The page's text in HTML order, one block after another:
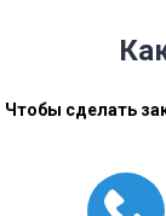
Чтобы сделать